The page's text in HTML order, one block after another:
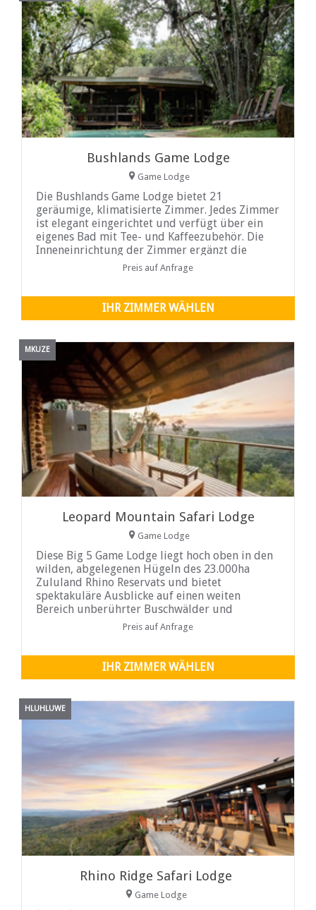
Bushlands Game Lodge
Game Lodge
Die Bushlands Game Lodge bietet 21
geräumige, klimatisierte Zimmer. Jedes Zimmer
ist elegant eingerichtet und verfügt über ein
eigenes Bad mit Tee- und Kaffeezubehör. Die
Inneneinrichtung der Zimmer ergänzt die
schöne natürliche Umgebung des Buschs. Diese
Zimmer wurden renoviert und
Preis auf Anfrage
IHR ZIMMER WÄHLEN
MKUZE
Leopard Mountain Safari Lodge
Game Lodge
Diese Big 5 Game Lodge liegt hoch oben in den
wilden, abgelegenen Hügeln des 23.000ha
Zululand Rhino Reservats und bietet
spektakuläre Ausblicke auf einen weiten
Bereich unberührter Buschwälder und
Preis auf Anfrage
IHR ZIMMER WÄHLEN
HLUHLUWE
Rhino Ridge Safari Lodge
Game Lodge